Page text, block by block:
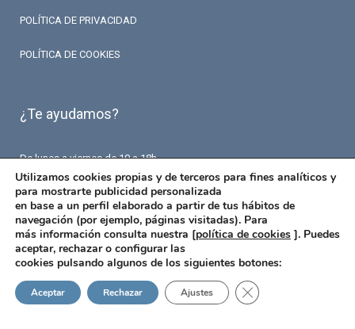
POLÍTICA DE PRIVACIDAD
POLÍTICA DE COOKIES
¿Te ayudamos?
De lunes a viernes de 10 a 18h.
T. 93 426 84 84
F. 93 426 18 87
info@fermaseguros.com
Avinguda de Mistral 10
Entresuelo – 6 puerta
08015 Barcelona
Utilizamos cookies propias y de terceros para fines analíticos y
para mostrarte publicidad personalizada
en base a un perfil elaborado a partir de tus hábitos de
navegación (por ejemplo, páginas visitadas). Para
más información consulta nuestra [política de cookies ]. Puedes
aceptar, rechazar o configurar las
cookies pulsando algunos de los siguientes botones:
Aceptar Rechazar Ajustes Cerrar el banner de